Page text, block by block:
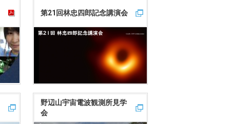
第21回林忠四郎記念講演会
野辺山宇宙電波観測所見学
会